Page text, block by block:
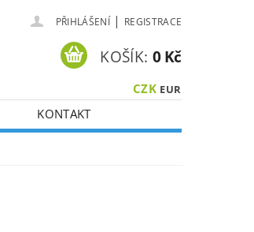
PŘIHLÁŠENÍ | REGISTRACE
CZK EUR
KOŠÍK: 0 Kč
KONTAKT